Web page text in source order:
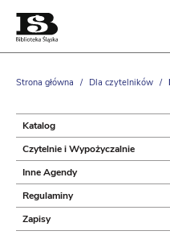
Strona główna / Dla czytelników /
Katalog
Czytelnie i Wypożyczalnie
Inne Agendy
Regulaminy
Zapisy